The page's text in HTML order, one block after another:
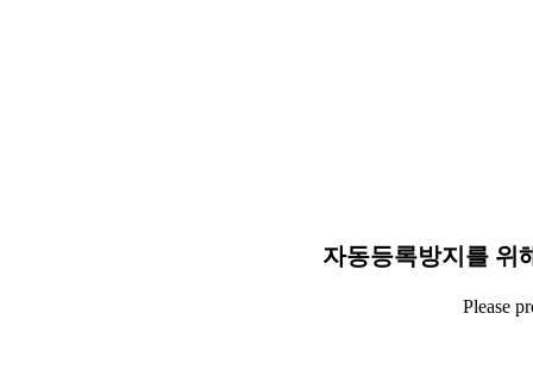
자동등록방지를 위
Please